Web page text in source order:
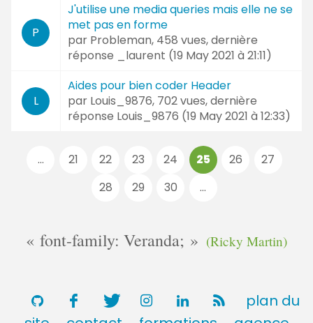
P
J'utilise une media queries mais elle ne se
met pas en forme
par Probleman, 458 vues, dernière
réponse
_laurent (19 May 2021 à 21:11)
L
Aides pour bien coder Header
par Louis_9876, 702 vues, dernière
réponse Louis_9876 (19 May 2021 à 12:33)
... 21 22 23 24 25 26
27
28
29 30 ...
font-family: Veranda; (Ricky Martin)
plan du